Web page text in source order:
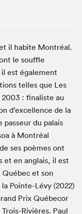
il habite Montréal.
le souffle
il est également
telles que Les
: finaliste au
d’excellence de la
passeur du palais
à Montréal
ses poèmes ont
et en anglais, il est
Québec et son
Pointe-Lévy (2022)
Prix Québecor
Rivières. Paul